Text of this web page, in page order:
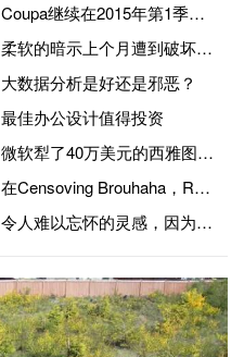
Coupa继续在2015年第1季度实现记录客户和商业成功，储蓄 - AS-Service平台
柔软的暗示上个月遭到破坏的暗示
大数据分析是好还是邪恶？
最佳办公设计值得投资
微软犁了40万美元的西雅图科技学院
在Censoving Brouhaha，Reddit Clone Voat通过托管提供商关闭其服务器
令人难以忘怀的灵感，因为伊迪丝雀的遗体